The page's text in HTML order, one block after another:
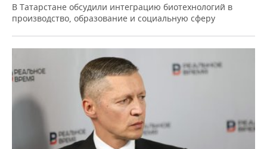
В Татарстане обсудили интеграцию биотехнологий в
производство, образование и социальную сферу